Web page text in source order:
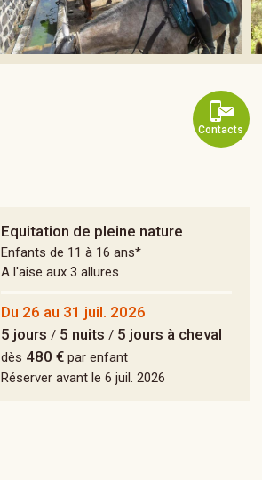
Contacts
Equitation de pleine nature
Enfants de 11 à 16 ans*
A l'aise aux 3 allures
Du 26 au 31 juil. 2026
5 jours / 5 nuits / 5 jours à cheval
dès 480 €par enfant
Réserver avant le 6 juil. 2026